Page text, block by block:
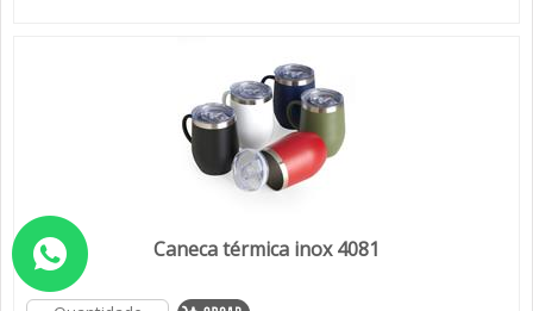
Caneca térmica inox 4081